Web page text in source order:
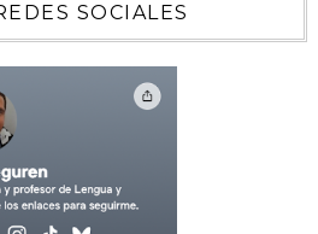
SOCIALES